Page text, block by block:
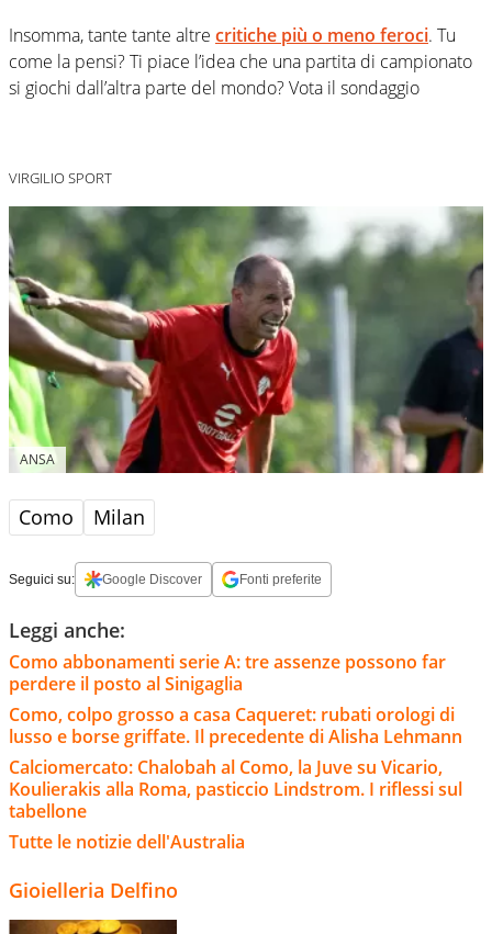
Insomma, tante tante altre critiche più o meno feroci. Tu
come la pensi? Ti piace l’idea che una partita di campionato
si giochi dall’altra parte del mondo? Vota il sondaggio
VIRGILIO SPORT
ANSA
Como Milan
Seguici su: Google Discover Fonti preferite
Leggi anche:
Como abbonamenti serie A: tre assenze possono far
perdere il posto al Sinigaglia
Como, colpo grosso a casa Caqueret: rubati orologi di
lusso e borse griffate. Il precedente di Alisha Lehmann
Calciomercato: Chalobah al Como, la Juve su Vicario,
Koulierakis alla Roma, pasticcio Lindstrom. I riflessi sul
tabellone
Tutte le notizie dell'Australia
Gioielleria Delfino